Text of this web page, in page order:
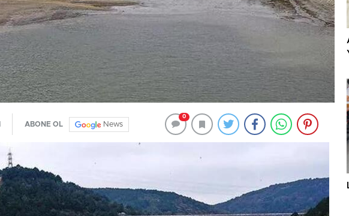
ABONE OL News
0